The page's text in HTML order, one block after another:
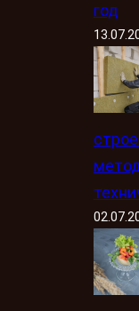
год